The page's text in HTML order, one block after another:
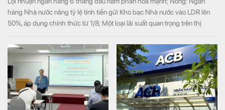
hàng Nhà nước nâng tỷ lệ tính tiền gửi Kho bạc Nhà nước vào LDR lên
50%, áp dụng chính thức từ 1/8; Một loại lãi suất quan trọng trên thị